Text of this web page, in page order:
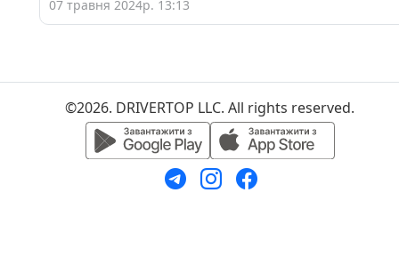
07 травня 2024р. 13:13
©2026. DRIVERTOP LLC. All rights reserved.